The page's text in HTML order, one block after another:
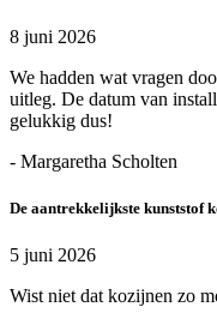
8 juni 2026
We hadden wat vragen
uitleg. De datum van
gelukkig dus!
- Margaretha Scholten
De aantrekkelijkste kunststof
5 juni 2026
Wist niet dat kozijnen zo